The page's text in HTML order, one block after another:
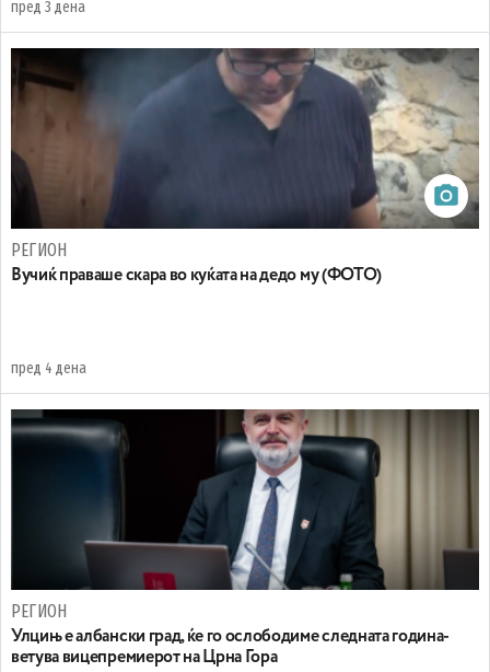
пред 3 дена
РЕГИОН
Вучиќ праваше скара во куќата на дедо му (ФОТО)
пред 4 дена
РЕГИОН
Улцињ е албански град, ќе го ослободиме следната година-
ветува вицепремиерот на Црна Гора